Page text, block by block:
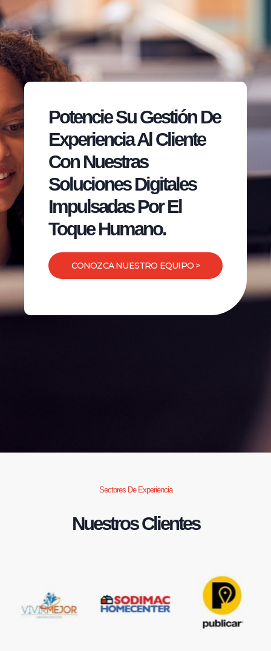
Potencie Su Gestión De
Experiencia Al Cliente
Con Nuestras
Soluciones Digitales
Impulsadas Por El
Toque Humano.
CONOZCA NUESTRO EQUIPO >
Sectores De Experiencia
Nuestros Clientes